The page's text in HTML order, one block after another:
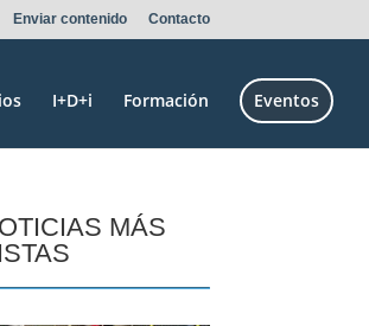
Enviar contenido Contacto
I+D+i Formación Eventos
MÁS